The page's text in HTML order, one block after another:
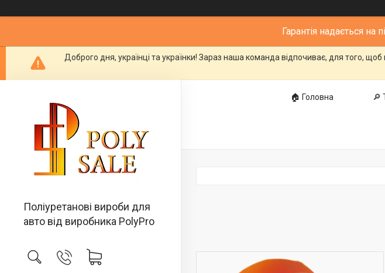
Гарантія надається на
Доброго дня, українці та українки! Зараз наша команда відпочиває, для того,
Поліуретанові вироби для
авто від виробника PolyPro
🏠 Головна 🔎